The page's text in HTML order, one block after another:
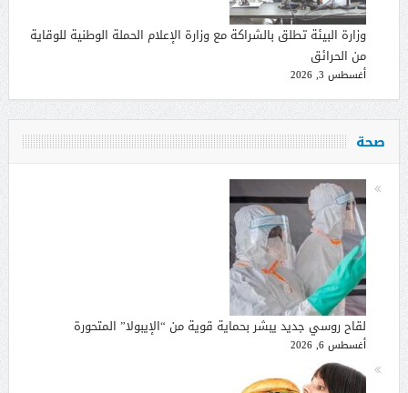
وزارة البيئة تطلق بالشراكة مع وزارة الإعلام الحملة الوطنية للوقاية
من الحرائق
أغسطس 3, 2026
صحة
لقاح روسي جديد يبشر بحماية قوية من “الإيبولا” المتحورة
أغسطس 6, 2026